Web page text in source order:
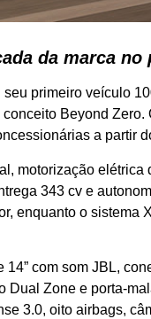
da marca no
primeiro veículo
Beyond
a partir
motorização elétrica
343 cv e
enquanto o sistema
com som JBL,
Zone e porta-
3.0, oito airbags,